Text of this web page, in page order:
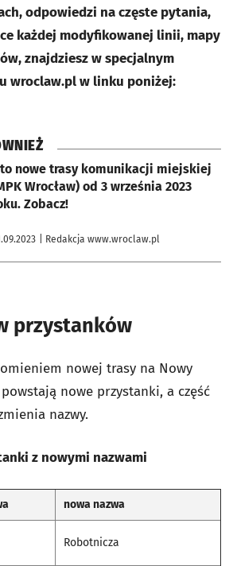
odpowiedzi na częste pytania,
każdej modyfikowanej linii, mapy
znajdziesz w specjalnym
wroclaw.pl w linku poniżej:
nowe trasy komunikacji miejskiej
Wrocław) od 3 września 2023
Zobacz!
| Redakcja www.wroclaw.pl
przystanków
nowej trasy na Nowy
nowe przystanki, a część
nazwy.
z nowymi nazwami
nowa nazwa
Robotnicza